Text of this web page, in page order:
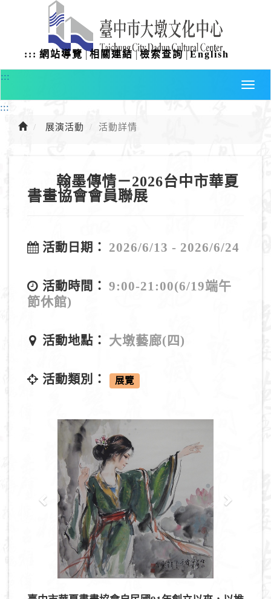
容
::: 網站導覽 |相關連結|檢索查詢|English
:::
:::
展演活動 活動詳情
翰墨傳情－2026台中市華夏
書畫協會會員聯展
活動日期： 2026/6/13 - 2026/6/24
活動時間： 9:00-21:00(6/19端午
節休館)
活動地點： 大墩藝廊(四)
活動類別： 展覽
i